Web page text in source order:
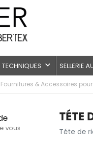
TECHNIQUES keyboard_arrow_down SELLERIE
Fournitures & Accessoires
vous
TÉTE
Téte de